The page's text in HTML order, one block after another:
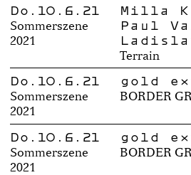
Do.10.6.21
Sommerszene
2021
Milla
Paul
Terrain
Do.10.6.21
Sommerszene
2021
gold
BORDER
Do.10.6.21
Sommerszene
2021
gold
BORDER